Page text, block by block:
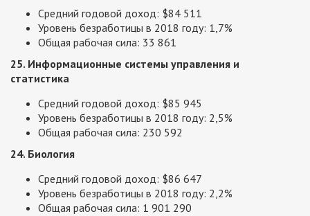
Средний годовой доход: $84 511
Уровень безработицы в 2018 году: 1,7%
Общая рабочая сила: 33 861
25. Информационные системы управления и
статистика
Средний годовой доход: $85 945
Уровень безработицы в 2018 году: 2,5%
Общая рабочая сила: 230 592
24. Биология
Средний годовой доход: $86 647
Уровень безработицы в 2018 году: 2,2%
Общая рабочая сила: 1 901 290